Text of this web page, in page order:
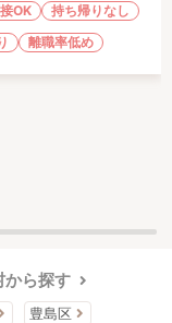
OK
持ち帰りなし
離職率低め
から探す
豊島区